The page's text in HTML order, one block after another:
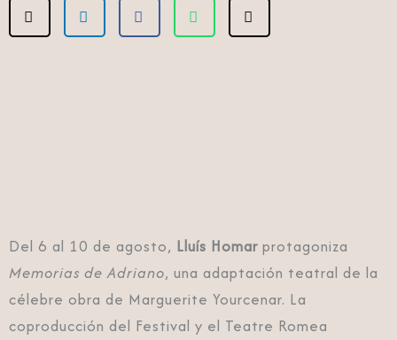
Del 6 al 10 de agosto, Lluís Homar protagoniza
Memorias de Adriano, una adaptación teatral de la
célebre obra de Marguerite Yourcenar. La
coproducción del Festival y el Teatre Romea